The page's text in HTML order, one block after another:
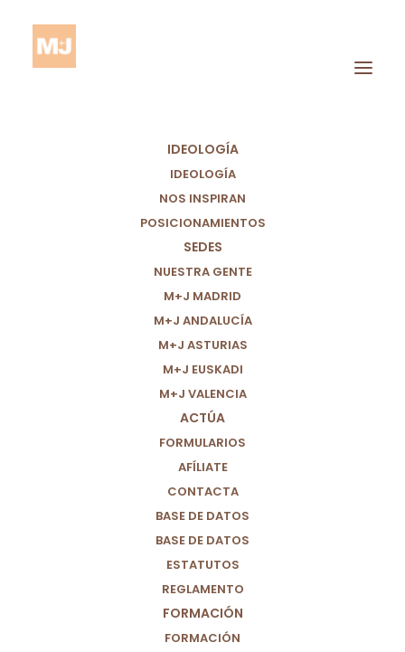
IDEOLOGÍA
IDEOLOGÍA
NOS INSPIRAN
POSICIONAMIENTOS
SEDES
NUESTRA GENTE
M+J MADRID
M+J ANDALUCÍA
M+J ASTURIAS
M+J EUSKADI
M+J VALENCIA
ACTÚA
FORMULARIOS
AFÍLIATE
CONTACTA
BASE DE DATOS
BASE DE DATOS
ESTATUTOS
REGLAMENTO
FORMACIÓN
FORMACIÓN
Atención Primaria